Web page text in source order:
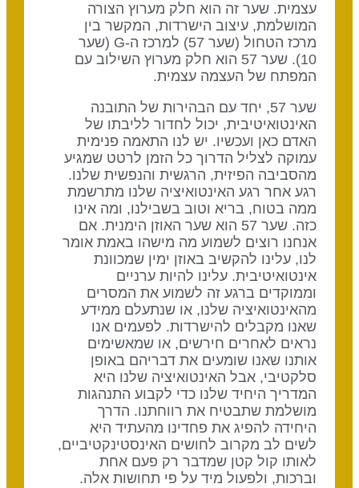
עצמית. שער זה הוא חלק מערוץ הצורה
המושלמת, עיצוב הישרדות, המקשר בין
מרכז הטחול (שער 57) למרכז ה-G (שער
10). שער 57 הוא חלק מערוץ השילוב עם
המפתח של העצמה עצמית.
שער 57, יחד עם הבהירות של התובנה
האינטואיטיבית, יכול לחדור לליבתו של
האדם כאן ועכשיו. יש לנו התאמה פנימית
עמוקה לצליל הדרוך כל הזמן לרטט שמגיע
מהסביבה הפיזית, הרגשית והנפשית שלנו.
רגע אחר רגע האינטואיציה שלנו מתרשמת
ממה בטוח, בריא וטוב בשבילנו, ומה אינו
כזה. שער 57 הוא שער האוזן הימנית. אם
אנחנו רוצים לשמוע מה מישהו באמת אומר
לנו, עלינו להקשיב באוזן ימין שמכוונת
אינטואיטיבית. עלינו להיות ערניים
וממוקדים ברגע זה לשמוע את המסרים
מהאינטואיציה שלנו, או שנתעלם ממידע
שאנו מקבלים להישרדות. לפעמים אנו
נראים לאחרים חירשים, או שמאשימים
אותנו שאנו שומעים את דבריהם באופן
סלקטיבי, אבל האינטואיציה שלנו היא
המדריך היחיד שלנו כדי לקבוע התנהגות
מושלמת שתבטיח את רווחתנו. הדרך
היחידה להפיג את פחדינו מהעתיד היא
לשים לב מקרוב לחושים האינסטינקטיביים,
לאותו קול קטן שמדבר רק פעם אחת
וברכות, ולפעול מיד על פי תחושות אלה.